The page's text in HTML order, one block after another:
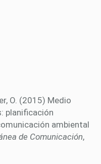
O. (2015) Medio
planificación
ambiental
de Comunicación,